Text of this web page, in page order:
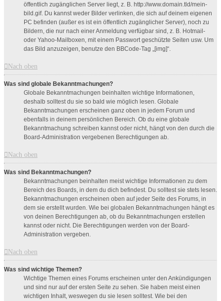
öffentlich zugänglichen Server liegt, z. B. http://www.domain.tld/mein-
bild.gif. Du kannst weder Bilder verlinken, die sich auf deinem eigenen
PC befinden (außer es ist ein öffentlich zugänglicher Server), noch zu
Bildern, die nur nach einer Anmeldung verfügbar sind, z. B. Hotmail-
oder Yahoo-Mailboxen, mit einem Passwort geschützte Seiten usw. Um
das Bild anzuzeigen, benutze den BBCode-Tag „[img]“.
Nach oben
Was sind globale Bekanntmachungen?
Globale Bekanntmachungen beinhalten wichtige Informationen,
deshalb solltest du sie so bald wie möglich lesen. Globale
Bekanntmachungen erscheinen ganz oben in jedem Forum und
ebenfalls in deinem persönlichen Bereich. Ob du eine globale
Bekanntmachung schreiben kannst oder nicht, hängt von den durch die
Board-Administration vergebenen Berechtigungen ab.
Nach oben
Was sind Bekanntmachungen?
Bekanntmachungen beinhalten meist wichtige Informationen zu dem
Bereich des Boards, in dem du dich befindest. Du solltest sie stets lesen.
Bekanntmachungen erscheinen oben auf jeder Seite des Forums, in
dem sie erstellt wurden. Wie bei globalen Bekanntmachungen hängt es
von deinen Berechtigungen ab, ob du Bekanntmachungen erstellen
kannst oder nicht. Die Berechtigungen werden von der Board-
Administration vergeben.
Nach oben
Was sind wichtige Themen?
Wichtige Themen eines Forums erscheinen unter den Ankündigungen
und sind nur auf der ersten Seite zu sehen. Sie haben meist einen
wichtigen Inhalt, weswegen du sie lesen solltest. Wie bei den